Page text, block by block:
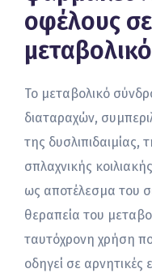
οφέλους
Το μεταβολικό
διαταραχών,
της δυσλιπιδαιμίας,
σπλαχνικής
ως αποτέλεσμα του
θεραπεία του
ταυτόχρονη χρήση
οδηγεί σε αρνητικές